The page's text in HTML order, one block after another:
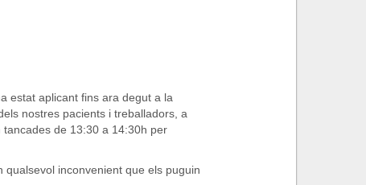
estat aplicant fins ara degut a la
nostres pacients i treballadors, a
de 13:30 a 14:30h per
inconvenient que els puguin